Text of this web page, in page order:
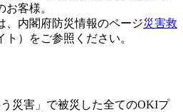
客様。
、内閣府防災情報のページ災害救
ト）をご参照ください。
う災害」で被災した全てのOKIプ